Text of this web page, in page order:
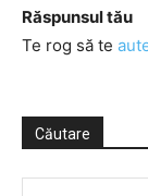
Răspunsul tău
Te rog să te
Căutare